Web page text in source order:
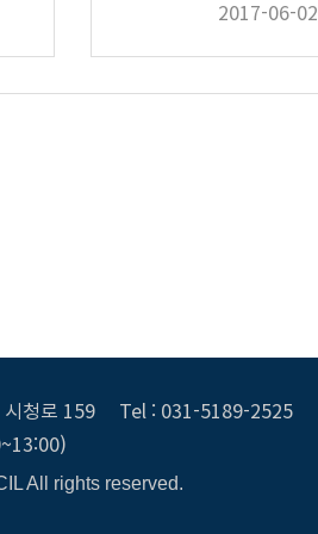
2017-06-02
청로 159 Tel : 031-5189-2525
All rights reserved.